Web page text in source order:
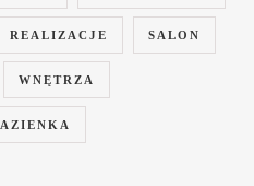
REALIZACJE SALON
WNĘTRZA